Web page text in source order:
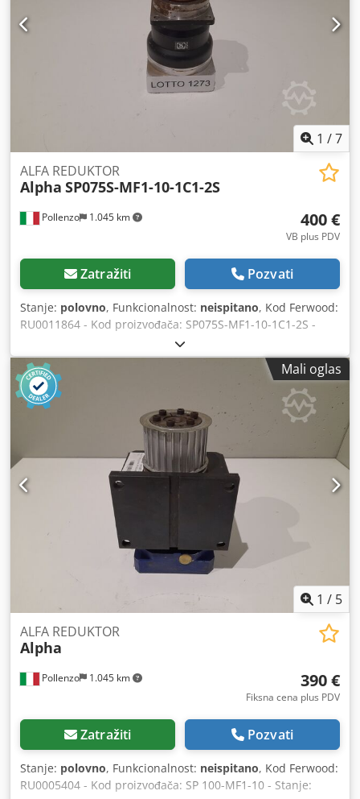
1 /7
Pollenzo 1.045 km
ALFA REDUKTOR
Alpha SP075S-MF1-10-1C1-2S
400 €
VB plus PDV
Zatražiti Pozvati
Stanje: polovno, Funkcionalnost: neispitano, Kod Ferwood:
RU0011864 - Kod proizvođača: SP075S-MF1-10-1C1-2S -
Stanje: korišćeno - Funkcionalnost: nije testirano -
Kompatibilna mašina: - Ukoliko ste zainteresovani, nudimo
uslugu revizije, kontaktirajte nas. 3,5KG 20X20X20
Dsdsymd Auepfx Amkeck
Mali oglas
1 / 5
Pollenzo 1.045 km
ALFA REDUKTOR
Alpha
390 €
Fiksna cena plus PDV
Zatražiti Pozvati
Stanje: polovno, Funkcionalnost: neispitano, Kod Ferwood:
RU0005404 - Kod proizvođača: SP 100-MF1-10 - Stanje: